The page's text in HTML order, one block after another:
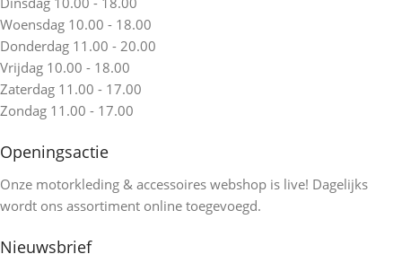
Woensdag 10.00 - 18.00
Donderdag 11.00 - 20.00
Vrijdag 10.00 - 18.00
Zaterdag 11.00 - 17.00
Zondag 11.00 - 17.00
Openingsactie
Onze motorkleding & accessoires webshop is live! Dagelijks
wordt ons assortiment online toegevoegd.
Nieuwsbrief